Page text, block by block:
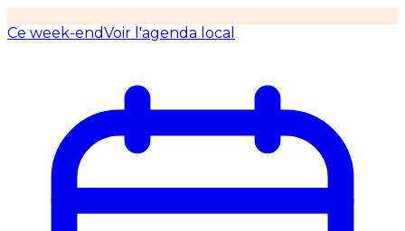
Ce week-endVoir l'agenda local